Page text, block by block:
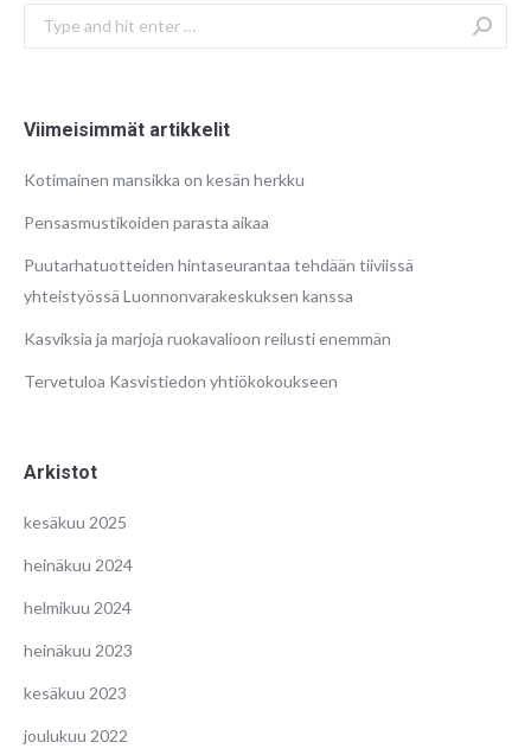
Search:
Viimeisimmät artikkelit
Kotimainen mansikka on kesän herkku
Pensasmustikoiden parasta aikaa
Puutarhatuotteiden hintaseurantaa tehdään tiiviissä
yhteistyössä Luonnonvarakeskuksen kanssa
Kasviksia ja marjoja ruokavalioon reilusti enemmän
Tervetuloa Kasvistiedon yhtiökokoukseen
Arkistot
kesäkuu 2025
heinäkuu 2024
helmikuu 2024
heinäkuu 2023
kesäkuu 2023
joulukuu 2022